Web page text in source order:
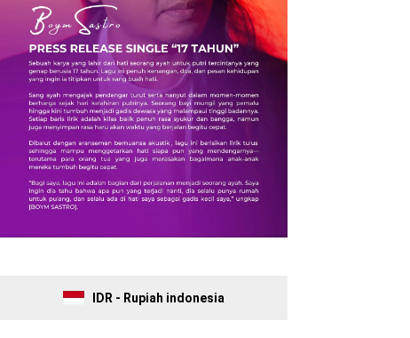
IDR - Rupiah indonesia